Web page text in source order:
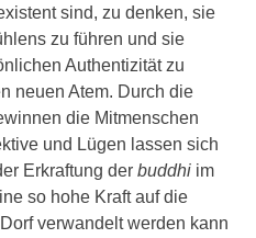
sind, zu denken, sie
zu führen und sie
Authentizität zu
neuen Atem. Durch die
die Mitmenschen
und Lügen lassen sich
Erkraftung der buddhi im
so hohe Kraft auf die
verwandelt werden kann